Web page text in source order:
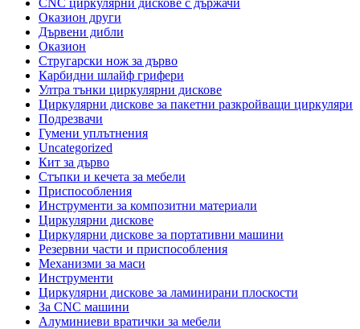
CNC циркулярни дискове с държачи
Оказион други
Дървени дибли
Оказион
Стругарски нож за дърво
Карбидни шлайф грифери
Ултра тънки циркулярни дискове
Циркулярни дискове за пакетни разкройващи циркуляри
Подрезвачи
Гумени уплътнения
Uncategorized
Кит за дърво
Стъпки и кечета за мебели
Приспособления
Инструменти за композитни материали
Циркулярни дискове
Циркулярни дискове за портативни машини
Резервни части и приспособления
Механизми за маси
Инструменти
Циркулярни дискове за ламинирани плоскости
За CNC машини
Алуминиеви вратички за мебели